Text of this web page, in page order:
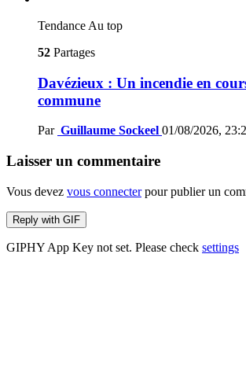
Tendance Au top
52 Partages
Davézieux : Un incendie en
commune
Par Guillaume Sockeel 01/08/2026,
Laisser un commentaire
Vous devez vous connecterpour publier un
Reply with GIF
GIPHY App Key not set. Please check settings